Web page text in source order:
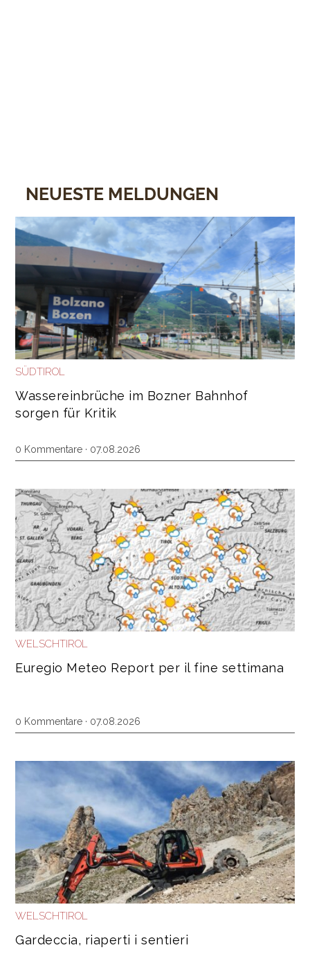
NEUESTE MELDUNGEN
SÜDTIROL
Wassereinbrüche im Bozner Bahnhof
sorgen für Kritik
0 Kommentare · 07.08.2026
WELSCHTIROL
Euregio Meteo Report per il fine settimana
0 Kommentare · 07.08.2026
WELSCHTIROL
Gardeccia, riaperti i sentieri